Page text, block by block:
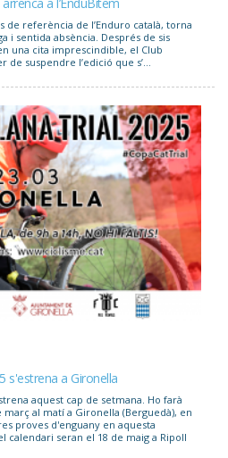
de referència de l’Enduro català, torna
i sentida absència. Després de sis
una cita imprescindible, el Club
de suspendre l’edició que s’...
s'estrena a Gironella
aquest cap de setmana. Ho farà
al matí a Gironella (Berguedà), en
proves d'enguany en aquesta
calendari seran el 18 de maig a Ripoll